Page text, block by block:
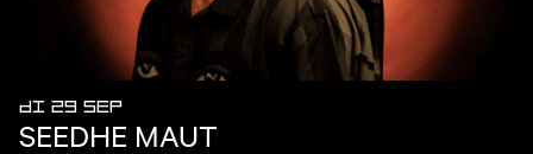
DI 29 SEP
SEEDHE MAUT